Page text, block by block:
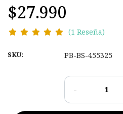
$27.990
(1 Reseña)
SKU: PB-BS-455325
-